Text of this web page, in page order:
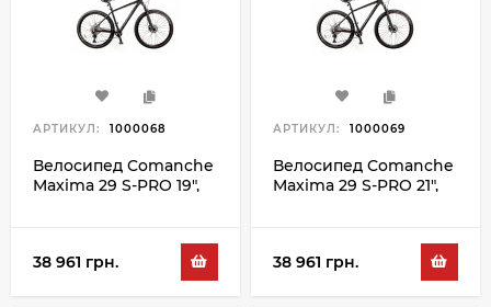
АРТИКУЛ: 1000068
Велосипед Comanche
Maxima 29 S-PRO 19",
38 961 грн.
АРТИКУЛ: 1000069
Велосипед Comanche
Maxima 29 S-PRO 21",
38 961 грн.